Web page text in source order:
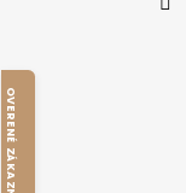
O
V
E
R
E
N
É
Z
Á
K
A
Z
N
Í
M
I